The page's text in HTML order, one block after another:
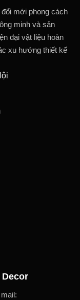
mới phong cách
minh và sản
đại vật liệu hoàn
xu hướng thiết kế